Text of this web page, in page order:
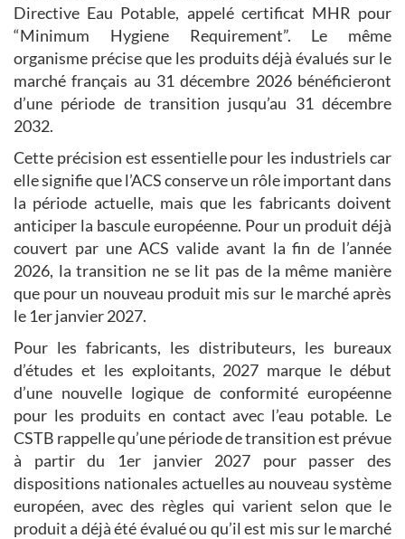
Directive Eau Potable, appelé certificat MHR pour
“Minimum Hygiene Requirement”. Le même
organisme précise que les produits déjà évalués sur le
marché français au 31 décembre 2026 bénéficieront
d’une période de transition jusqu’au 31 décembre
2032.
Cette précision est essentielle pour les industriels car
elle signifie que l’ACS conserve un rôle important dans
la période actuelle, mais que les fabricants doivent
anticiper la bascule européenne. Pour un produit déjà
couvert par une ACS valide avant la fin de l’année
2026, la transition ne se lit pas de la même manière
que pour un nouveau produit mis sur le marché après
le 1er janvier 2027.
Pour les fabricants, les distributeurs, les bureaux
d’études et les exploitants, 2027 marque le début
d’une nouvelle logique de conformité européenne
pour les produits en contact avec l’eau potable. Le
CSTB rappelle qu’une période de transition est prévue
à partir du 1er janvier 2027 pour passer des
dispositions nationales actuelles au nouveau système
européen, avec des règles qui varient selon que le
produit a déjà été évalué ou qu’il est mis sur le marché